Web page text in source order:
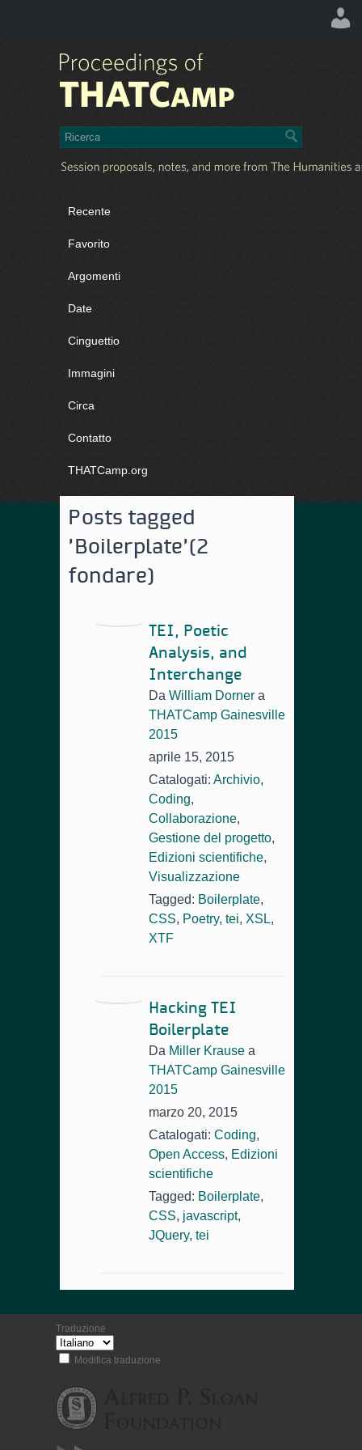
Recente
Favorito
Argomenti
Date
Cinguettio
Immagini
Circa
Contatto
THATCamp.org
Posts tagged
'Boilerplate'(2
fondare)
TEI, Poetic
Analysis, and
Interchange
Da William Dorner a
THATCamp Gainesville
2015
aprile 15, 2015
Catalogati: Archivio,
Coding,
Collaborazione,
Gestione del progetto,
Edizioni scientifiche,
Visualizzazione
Tagged: Boilerplate,
CSS, Poetry, tei, XSL,
XTF
Hacking TEI
Boilerplate
Da Miller Krause a
THATCamp Gainesville
2015
marzo 20, 2015
Catalogati: Coding,
Open Access, Edizioni
scientifiche
Tagged: Boilerplate,
CSS, javascript,
JQuery, tei
Traduzione
Modifica traduzione